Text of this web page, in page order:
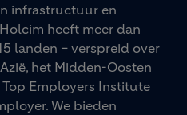
infrastructuur en
heeft meer dan
landen – verspreid over
het Midden-Oosten
Employers Institute
We bieden